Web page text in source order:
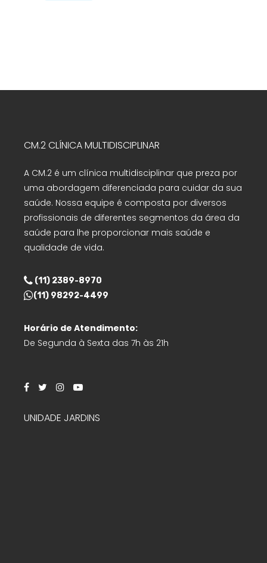
CM.2 CLÍNICA MULTIDISCIPLINAR
A CM.2 é um clínica multidisciplinar que preza por
uma abordagem diferenciada para cuidar da sua
saúde. Nossa equipe é composta por diversos
profissionais de diferentes segmentos da área da
saúde para lhe proporcionar mais saúde e
qualidade de vida.
(11) 2389-8970
(11) 98292-4499
Horário de Atendimento:
De Segunda à Sexta das 7h às 21h
UNIDADE JARDINS